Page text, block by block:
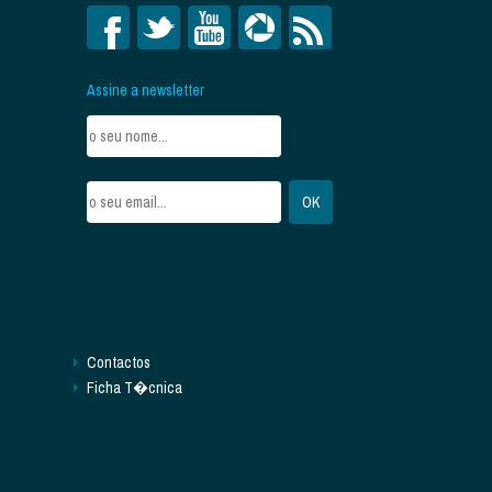
Assine a newsletter
Contactos
Ficha T�cnica